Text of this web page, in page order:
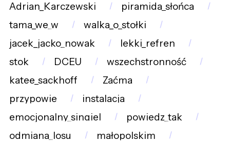
Adrian_Karczewski
piramida_słońca
tama_we_w
walka_o_stołki
jacek_jacko_nowak
lekki_refren
stok
DCEU
wszechstronność
katee_sackhoff
Zaćma
przypowie
instalacja
emocjonalny_singiel
powiedz_tak
odmiana_losu
małopolskim